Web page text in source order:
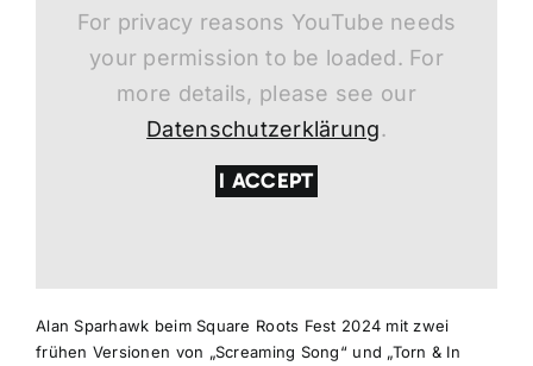
For privacy reasons YouTube needs
your permission to be loaded. For
more details, please see our
Datenschutzerklärung.
I ACCEPT
Alan Sparhawk beim Square Roots Fest 2024 mit zwei
frühen Versionen von „Screaming Song“ und „Torn & In